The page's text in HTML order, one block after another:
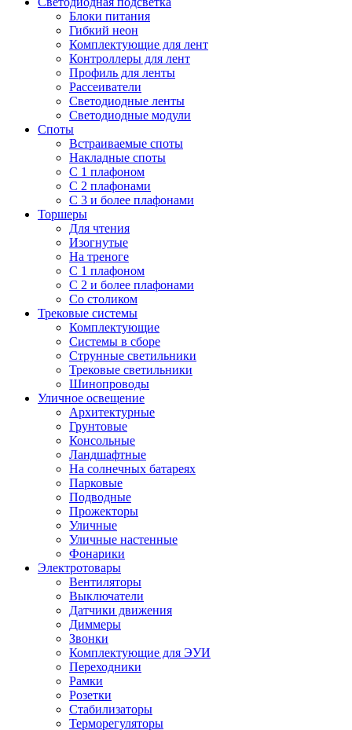
Блоки питания
Гибкий неон
Комплектующие для лент
Контроллеры для лент
Профиль для ленты
Рассеиватели
Светодиодные ленты
Светодиодные модули
Споты
Встраиваемые споты
Накладные споты
С 1 плафоном
С 2 плафонами
С 3 и более плафонами
Торшеры
Для чтения
Изогнутые
На треноге
С 1 плафоном
С 2 и более плафонами
Со столиком
Трековые системы
Комплектующие
Системы в сборе
Струнные светильники
Трековые светильники
Шинопроводы
Уличное освещение
Архитектурные
Грунтовые
Консольные
Ландшафтные
На солнечных батареях
Парковые
Подводные
Прожекторы
Уличные
Уличные настенные
Фонарики
Электротовары
Вентиляторы
Выключатели
Датчики движения
Диммеры
Звонки
Комплектующие для ЭУИ
Переходники
Рамки
Розетки
Стабилизаторы
Терморегуляторы